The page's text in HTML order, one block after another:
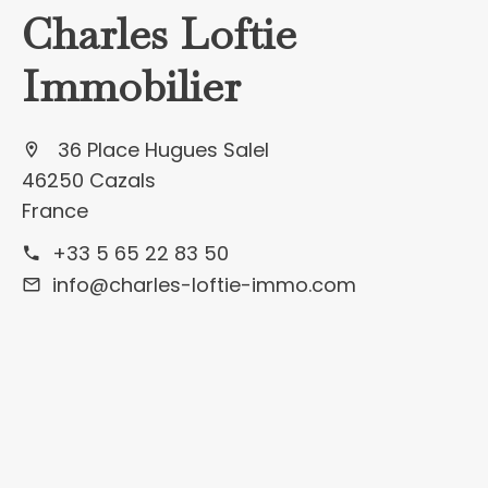
Charles Loftie
Immobilier
36 Place Hugues Salel
46250 Cazals
France
+33 5 65 22 83 50
info@charles-loftie-immo.com